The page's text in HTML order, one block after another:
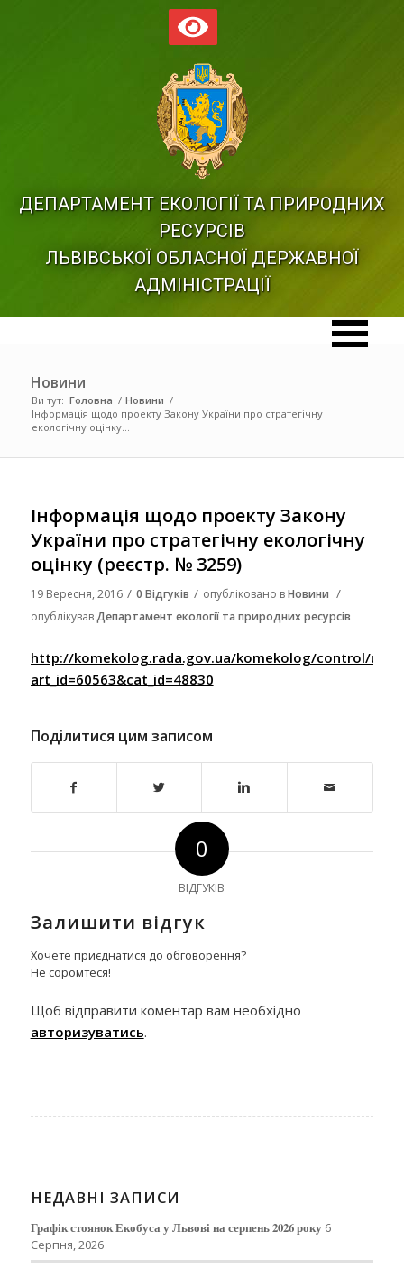
ДЕПАРТАМЕНТ ЕКОЛОГІЇ ТА ПРИРОДНИХ
РЕСУРСІВ
ЛЬВІВСЬКОЇ ОБЛАСНОЇ ДЕРЖАВНОЇ
АДМІНІСТРАЦІЇ
Новини
Ви тут: Головна / Новини /
Інформація щодо проекту Закону України про стратегічну
екологічну оцінку...
Інформація щодо проекту Закону
України про стратегічну екологічну
оцінку (реєстр. № 3259)
19 Вересня, 2016 / 0 Відгуків / опубліковано вНовини /
опублікувавДепартамент екології та природних ресурсів
http://komekolog.rada.gov.ua/komekolog/control/uk/
art_id=60563&cat_id=48830
Поділитися цим записом
0
ВІДГУКІВ
Залишити відгук
Хочете приєднатися до обговорення?
Не соромтеся!
Щоб відправити коментар вам необхідно
авторизуватись.
НЕДАВНІ ЗАПИСИ
Графік стоянок Екобуса у Львові на серпень 2026 року 6
Серпня, 2026